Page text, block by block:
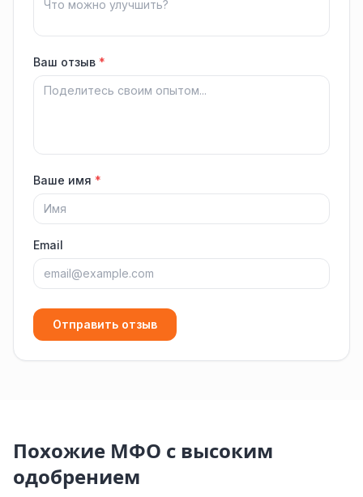
Ваш отзыв *
Ваше имя *
Email
Отправить отзыв
Похожие МФО с высоким
одобрением